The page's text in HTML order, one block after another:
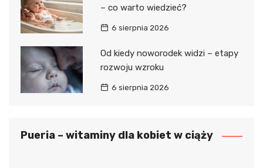
– co warto wiedzieć?
6 sierpnia 2026
Od kiedy noworodek widzi – etapy
rozwoju wzroku
6 sierpnia 2026
Pueria – witaminy dla kobiet w ciąży